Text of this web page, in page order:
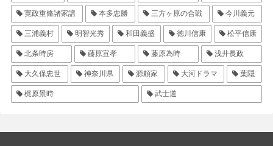
寛政重脩諸家譜 本多忠勝 三方ヶ原の合戦 今川義元
三浦義村 明智光秀 和田義盛 徳川信康 松平信康
北条時房 藤原宣孝 藤原為時 浅井長政
大久保忠世 神奈川県 源頼家 大河ドラマ 葉隠
梶原景時 武士道